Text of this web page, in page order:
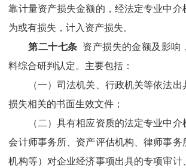
靠计量资产损失金额的，经法定专业中介
为或有损失，计入资产损失。
第二十七条 资产损失的金额及影响
料综合研判认定。主要包括：
（一）司法机关、行政机关等依法
损失相关的书面生效文件；
（二）具有相应资质的法定专业中介
会计师事务所、资产评估机构、律师事务
机构等） 对企业经济事项出具的专项审计